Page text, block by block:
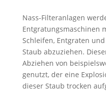
Nass-Filteranlagen
Entgratungsmaschinen
Schleifen, Entgraten
Staub abzuziehen.
Abziehen von
genutzt, der eine
dieser Staub trocken